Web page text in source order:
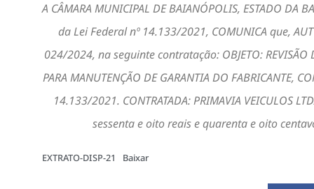
A CÂMARA MUNICIPAL DE BAIANÓPOLIS, ESTADO
da Lei Federal nº 14.133/2021, COMUNICA que,
024/2024, na seguinte contratação: OBJETO: REVISÃO
PARA MANUTENÇÃO DE GARANTIA DO FABRICANTE,
14.133/2021. CONTRATADA: PRIMAVIA VEICULOS
sessenta e oito reais e quarenta e oito
EXTRATO-DISP-21 Baixar